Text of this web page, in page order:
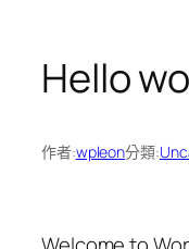
Hello
作者:wpleon分類: